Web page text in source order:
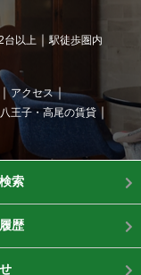
台以上 駅徒歩圏内
アクセス
八王子・高尾の賃貸
索
歴